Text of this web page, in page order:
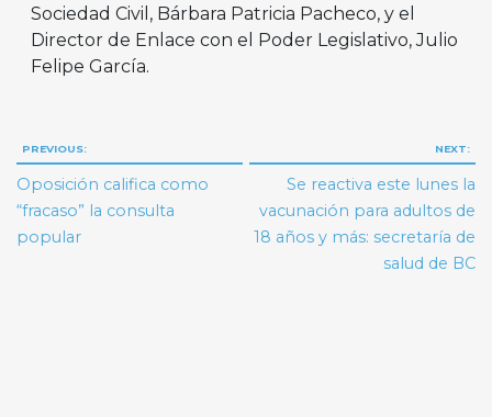
Sociedad Civil, Bárbara Patricia Pacheco, y el
Director de Enlace con el Poder Legislativo, Julio
Felipe García.
Navegación
de
entradas
PREVIOUS:
Oposición califica como
“fracaso” la consulta
popular
NEXT:
Se reactiva este lunes la
vacunación para adultos de
18 años y más: secretaría de
salud de BC